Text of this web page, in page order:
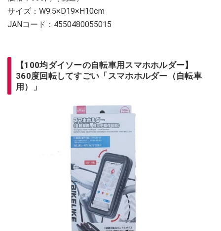
サイズ：W9.5×D19×H10cm
JANコード：4550480055015
【100均ダイソーの自転車用スマホホルダー】
360度回転してすごい「スマホホルダー（自転車
用）」